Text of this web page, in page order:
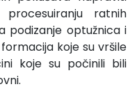
ratnih
podizanje optužnica i
koje su vršile
koje su počinili bili